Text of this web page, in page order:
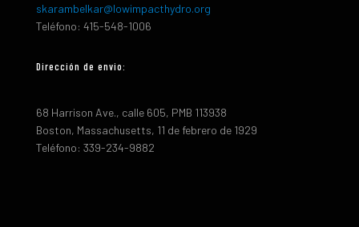
skarambelkar@lowimpacthydro.org
Teléfono: 415-548-1006
Dirección de envio:
68 Harrison Ave., calle 605, PMB 113938
Boston, Massachusetts, 11 de febrero de 1929
Teléfono: 339-234-9882